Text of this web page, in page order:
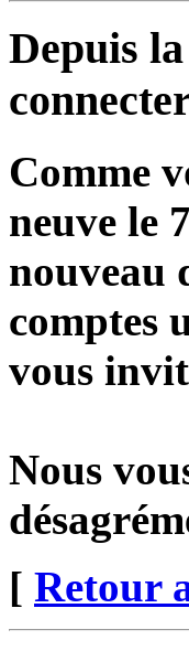
Depuis
Comme
neuve le
nouveau
comptes
vous
Nous
[ Retour